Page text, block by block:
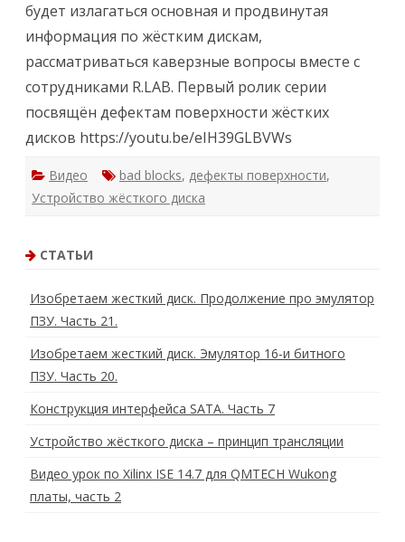
е
с
е
д
ы
о
н
с
т
я
х
и
y
o
b
-
к
а
н
будет излагаться основная и продвинутая
информация по жёстким дискам,
рассматриваться каверзные вопросы вместе с
сотрудниками R.LAB. Первый ролик серии
посвящён дефектам поверхности жёстких
дисков https://youtu.be/eIH39GLBVWs
Видео bad blocks, дефекты поверхности,
Устройство жёсткого диска
СТАТЬИ
Изобретаем жесткий диск. Продолжение про эмулятор
ПЗУ. Часть 21.
Изобретаем жесткий диск. Эмулятор 16-и битного
ПЗУ. Часть 20.
Конструкция интерфейса SATA. Часть 7
Устройство жёсткого диска – принцип трансляции
Видео урок по Xilinx ISE 14.7 для QMTECH Wukong
платы, часть 2